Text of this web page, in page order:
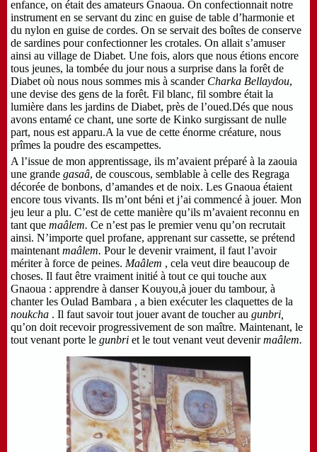
enfance, on était des amateurs Gnaoua. On confectionnait notre
instrument en se servant du zinc en guise de table d’harmonie et
du nylon en guise de cordes. On se servait des boîtes de conserve
de sardines pour confectionner les crotales. On allait s’amuser
ainsi au village de Diabet. Une fois, alors que nous étions encore
tous jeunes, la tombée du jour nous a surprise dans la forêt de
Diabet où nous nous sommes mis à scander Charka Bellaydou,
une devise des gens de la forêt. Fil blanc, fil sombre était la
lumière dans les jardins de Diabet, près de l’oued.Dés que nous
avons entamé ce chant, une sorte de Kinko surgissant de nulle
part, nous est apparu.A la vue de cette énorme créature, nous
prîmes la poudre des escampettes.
A l’issue de mon apprentissage, ils m’avaient préparé à la zaouia
une grande gasaâ, de couscous, semblable à celle des Regraga
décorée de bonbons, d’amandes et de noix. Les Gnaoua étaient
encore tous vivants. Ils m’ont béni et j’ai commencé à jouer. Mon
jeu leur a plu. C’est de cette manière qu’ils m’avaient reconnu en
tant que maâlem. Ce n’est pas le premier venu qu’on recrutait
ainsi. N’importe quel profane, apprenant sur cassette, se prétend
maintenant maâlem. Pour le devenir vraiment, il faut l’avoir
mériter à force de peines. Maâlem , cela veut dire beaucoup de
choses. Il faut être vraiment initié à tout ce qui touche aux
Gnaoua : apprendre à danser Kouyou,à jouer du tambour, à
chanter les Oulad Bambara , a bien exécuter les claquettes de la
noukcha . Il faut savoir tout jouer avant de toucher au gunbri,
qu’on doit recevoir progressivement de son maître. Maintenant, le
tout venant porte le gunbri et le tout venant veut devenirmaâlem.